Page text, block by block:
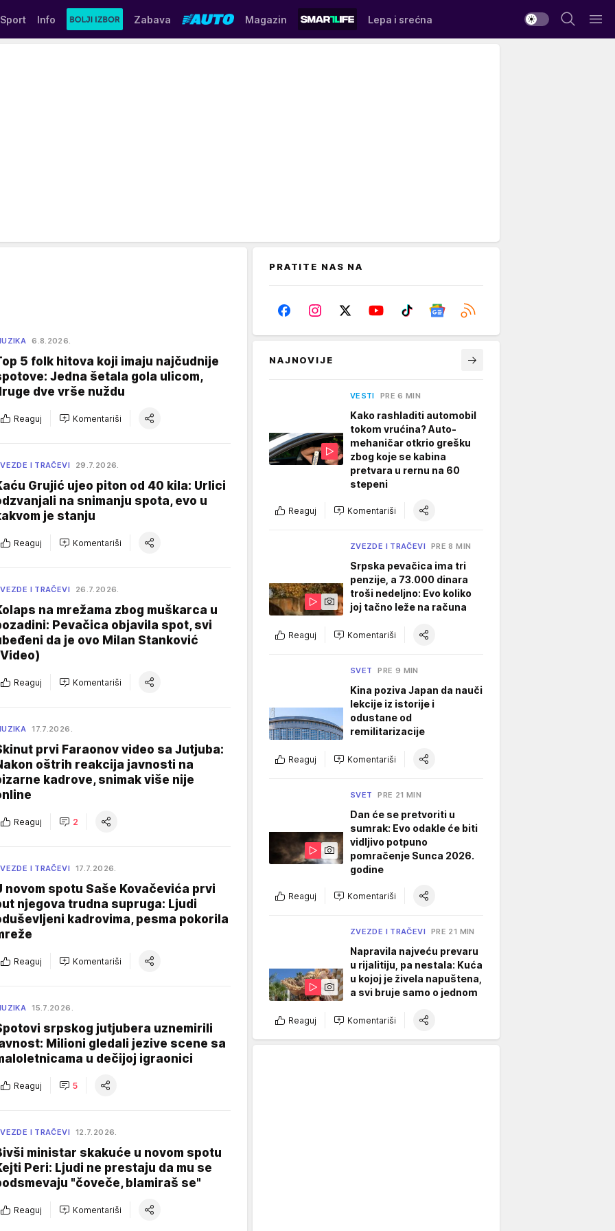
Sport Info Zabava Magazin Lepa i srećna
6.8.2026.
5 folk hitova koji imaju najčudnije
Jedna šetala gola ulicom,
dve vrše nuždu
Reaguj Komentariši
I TRAČEVI 29.7.2026.
Grujić ujeo piton od 40 kila: Urlici
na snimanju spota, evo u
je stanju
Reaguj Komentariši
I TRAČEVI 26.7.2026.
na mrežama zbog muškarca u
Pevačica objavila spot, svi
da je ovo Milan Stanković
Reaguj Komentariši
17.7.2026.
prvi Faraonov video sa Jutjuba:
oštrih reakcija javnosti na
kadrove, snimak više nije
Reaguj 2
I TRAČEVI 17.7.2026.
novom spotu Saše Kovačevića prvi
njegova trudna supruga: Ljudi
kadrovima, pesma pokorila
Reaguj Komentariši
15.7.2026.
srpskog jutjubera uznemirili
Milioni gledali jezive scene sa
u dečijoj igraonici
Reaguj 5
I TRAČEVI 12.7.2026.
ministar skakuće u novom spotu
Peri: Ljudi ne prestaju da mu se
"čoveče, blamiraš se"
Reaguj Komentariši
PRATITE NAS NA
NAJNOVIJE
VESTI PRE 6 MIN
Kako rashladiti automobil
tokom vrućina? Auto-
mehaničar otkrio grešku
zbog koje se kabina
pretvara u rernu na 60
stepeni
Reaguj Komentariši
ZVEZDE I TRAČEVI PRE 8 MIN
Srpska pevačica ima tri
penzije, a 73.000 dinara
troši nedeljno: Evo koliko
joj tačno leže na računa
Reaguj Komentariši
SVET PRE 9 MIN
Kina poziva Japan da nauči
lekcije iz istorije i
odustane od
remilitarizacije
Reaguj Komentariši
SVET PRE 21 MIN
Dan će se pretvoriti u
sumrak: Evo odakle će biti
vidljivo potpuno
pomračenje Sunca 2026.
godine
Reaguj Komentariši
ZVEZDE I TRAČEVI PRE 21 MIN
Napravila najveću prevaru
u rijalitiju, pa nestala: Kuća
u kojoj je živela napuštena,
a svi bruje samo o jednom
Reaguj Komentariši